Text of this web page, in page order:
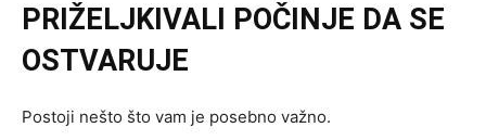
PRIŽELJKIVALI POČINJE DA SE
OSTVARUJE
Postoji nešto što vam je posebno važno.